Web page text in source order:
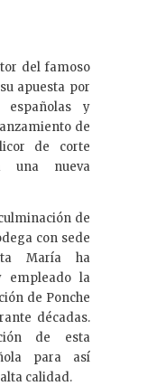
del famoso
apuesta por
españolas y
de
de corte
una nueva
de
con sede
María ha
empleado la
de Ponche
décadas.
de esta
para así
calidad.